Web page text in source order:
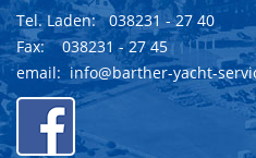
Tel. Laden:038231 - 27 40
Fax: 038231 - 27 45
email:info@barther-yacht-